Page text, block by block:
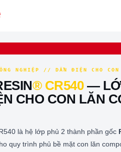
NGHIỆP // DẪN ĐIỆN CHO CON
® CR540—
CHO CON LĂN
là hệ lớp phủ 2 thành phần gốc
quy trình phủ bề mặt con lăn